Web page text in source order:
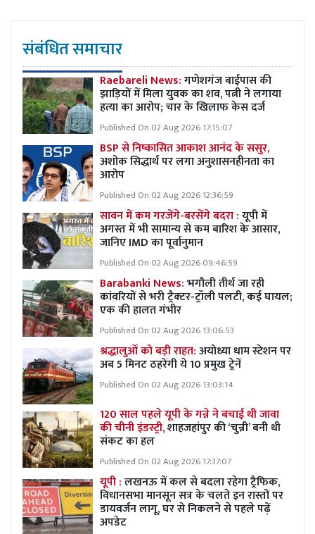
संबंधित समाचार
Raebareli News:गणेशगंज बाईपास की
झाड़ियों में मिला युवक का शव, पत्नी ने लगाया
हत्या का आरोप; चार के खिलाफ केस दर्ज
Published On 02 Aug 2026 17:15:07
BSP से निष्कासित आकाश आनंद के ससुर,
अशोक सिद्धार्थ पर लगा अनुशासनहीनता का
आरोप
Published On 02 Aug 2026 12:36:59
सावन में कम गरजेंगे-बरसेंगे बदरा :यूपी में
अगस्त में भी सामान्य से कम बारिश के आसार,
जानिए IMD का पूर्वानुमान
Published On 02 Aug 2026 09:46:59
Barabanki News:भगौली तीर्थ जा रही
कांवरियों से भरी ट्रैक्टर-ट्रॉली पलटी, कई घायल;
एक की हालत गंभीर
Published On 02 Aug 2026 13:06:53
श्रद्धालुओं को बड़ी राहत:अयोध्या धाम स्टेशन पर
अब 5 मिनट ठहरेंगी ये 10 प्रमुख ट्रेनें
Published On 02 Aug 2026 13:03:14
120 साल पहले यूपी के गन्ने ने बचाई थी जावा
की चीनी इंडस्ट्री,शाहजहांपुर की ‘चुन्नी’ बनी थी
संकट का हल
Published On 02 Aug 2026 17:37:07
यूपी :लखनऊ में कल से बदला रहेगा ट्रैफिक,
विधानसभा मानसून सत्र के चलते इन रास्तों पर
डायवर्जन लागू, घर से निकलने से पहले पढ़ें
अपडेट